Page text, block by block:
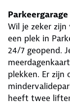
Parkeergarage
Wil je zeker zijn
een plek in
24/7 geopend.
plekken. Er zijn
heeft twee